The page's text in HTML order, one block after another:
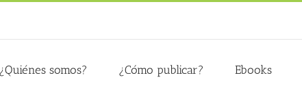
¿Quiénes somos? ¿Cómo publicar? Ebooks